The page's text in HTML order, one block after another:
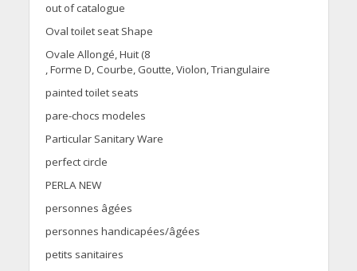
out of catalogue
Oval toilet seat Shape
Ovale Allongé, Huit (8
, Forme D, Courbe, Goutte, Violon, Triangulaire
painted toilet seats
pare-chocs modeles
Particular Sanitary Ware
perfect circle
PERLA NEW
personnes âgées
personnes handicapées/âgées
petits sanitaires